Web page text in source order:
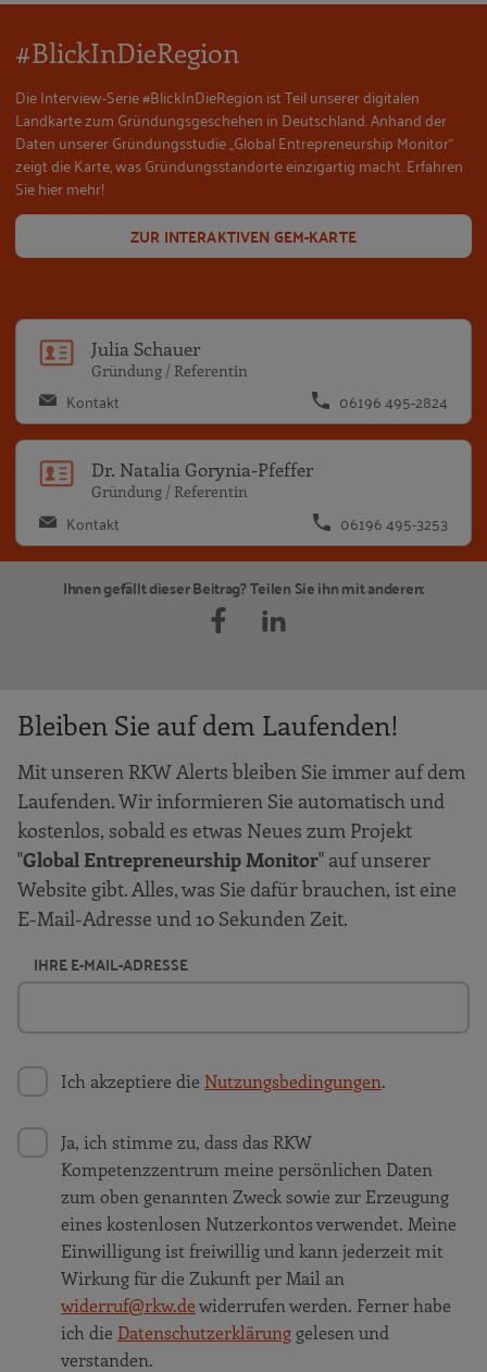
#BlickInDieRegion
Die Interview-Serie #BlickInDieRegion ist Teil unserer digitalen
Landkarte zum Gründungsgeschehen in Deutschland. Anhand der
Daten unserer Gründungsstudie „Global Entrepreneurship Monitor“
zeigt die Karte, was Gründungsstandorte einzigartig macht. Erfahren
Sie hier mehr!
ZUR INTERAKTIVEN GEM-KARTE
Julia Schauer
Gründung / Referentin
Kontakt 06196 495-2824
Dr. Natalia Gorynia-Pfeffer
Gründung / Referentin
Kontakt 06196 495-3253
Ihnen gefällt dieser Beitrag? Teilen Sie ihn mit anderen:
Bleiben Sie auf dem Laufenden!
Mit unseren RKW Alerts bleiben Sie immer auf dem
Laufenden. Wir informieren Sie automatisch und
kostenlos, sobald es etwas Neues zum Projekt
"Global Entrepreneurship Monitor" auf unserer
Website gibt. Alles, was Sie dafür brauchen, ist eine
E-Mail-Adresse und 10 Sekunden Zeit.
IHRE E-MAIL-ADRESSE
Ich akzeptiere die Nutzungsbedingungen.
Ja, ich stimme zu, dass das RKW
Kompetenzzentrum meine persönlichen Daten
zum oben genannten Zweck sowie zur Erzeugung
eines kostenlosen Nutzerkontos verwendet. Meine
Einwilligung ist freiwillig und kann jederzeit mit
Wirkung für die Zukunft per Mail an
widerruf@rkw.dewiderrufen werden. Ferner habe
ich die Datenschutzerklärunggelesen und
verstanden.